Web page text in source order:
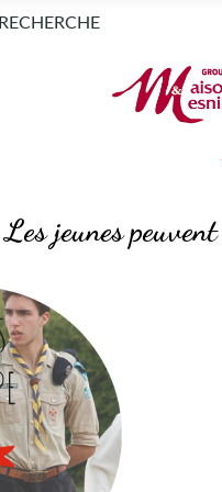
RECHERCHE
Les jeunes